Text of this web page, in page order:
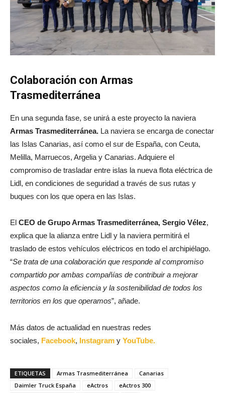
Colaboración con Armas
Trasmediterránea
En una segunda fase, se unirá a este proyecto la naviera
Armas Trasmediterránea. La naviera se encarga de conectar
las Islas Canarias, así como el sur de España, con Ceuta,
Melilla, Marruecos, Argelia y Canarias. Adquiere el
compromiso de trasladar entre islas la nueva flota eléctrica de
Lidl, en condiciones de seguridad a través de sus rutas y
buques con los que opera en las Islas.
El CEO de Grupo Armas Trasmediterránea, Sergio Vélez,
explica que la alianza entre Lidl y la naviera permitirá el
traslado de estos vehículos eléctricos en todo el archipiélago.
“Se trata de una colaboración que responde al compromiso
compartido por ambas compañías de contribuir a mejorar
aspectos como la eficiencia y la sostenibilidad de todos los
territorios en los que operamos”, añade.
Más datos de actualidad en nuestras redes
sociales, Facebook, Instagram y YouTube.
ETIQUETAS Armas Trasmediterránea
Canarias
Daimler Truck España
eActros
eActros 300